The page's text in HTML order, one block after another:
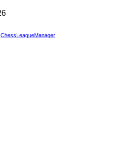
ChessLeagueManager